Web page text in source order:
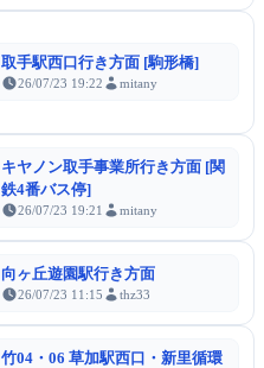
取手駅西口行き方面 [駒形橋]
26/07/23 19:22 mitany
キヤノン取手事業所行き方面 [関
鉄4番バス停]
26/07/23 19:21 mitany
向ヶ丘遊園駅行き方面
26/07/23 11:15 thz33
竹04・06 草加駅西口・新里循環